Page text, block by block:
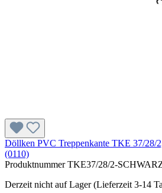
Döllken PVC Treppenkante TKE 37/28/
(0110)
ProduktnummerTKE37/28/2-
Derzeit nicht auf Lager (Lieferzeit 3-14